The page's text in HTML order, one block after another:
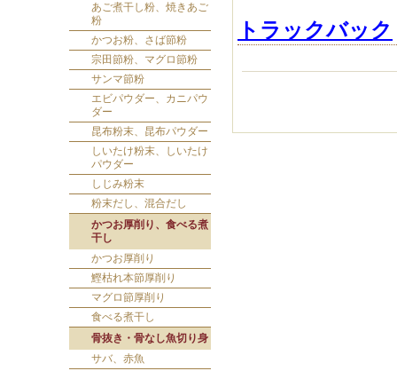
あご煮干し粉、焼きあご
粉
かつお粉、さば節粉
宗田節粉、マグロ節粉
サンマ節粉
エビパウダー、カニパウ
ダー
昆布粉末、昆布パウダー
しいたけ粉末、しいたけ
パウダー
しじみ粉末
粉末だし、混合だし
かつお厚削り、食べる煮
干し
かつお厚削り
鰹枯れ本節厚削り
マグロ節厚削り
食べる煮干し
骨抜き・骨なし魚切り身
サバ、赤魚
トラックバック